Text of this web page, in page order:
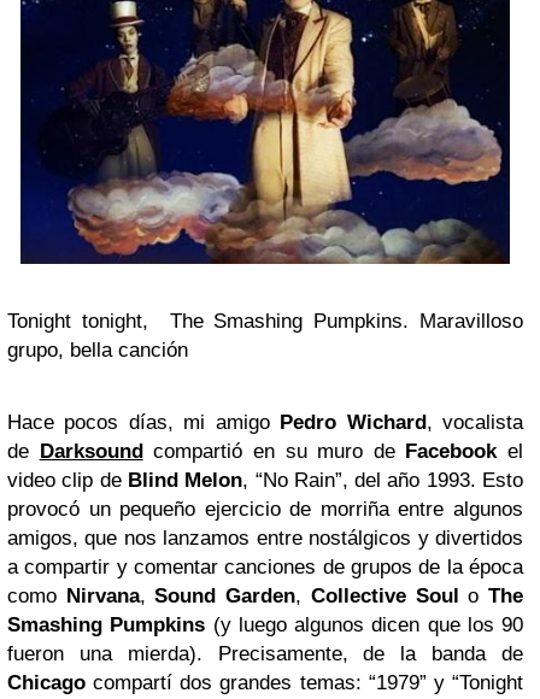
Tonight tonight, The Smashing Pumpkins. Maravilloso
grupo, bella canción
Hace pocos días, mi amigo Pedro Wichard , vocalista
de
Darksound compartió en su muro de Facebookel
video clip de Blind Melon, “No Rain”, del año 1993. Esto
provocó un pequeño ejercicio de morriña entre algunos
amigos, que nos lanzamos entre nostálgicos y divertidos
a compartir y comentar canciones de grupos de la época
como Nirvana,Sound Garden, Collective Soul oThe
Smashing Pumpkins (y luego algunos dicen que los 90
fueron una mierda). Precisamente, de la banda de
Chicago compartí dos grandes temas: “1979” y “Tonight